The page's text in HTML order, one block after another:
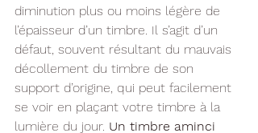
diminution plus ou moins légère de
l’épaisseur d’un timbre. Il s’agit d’un
défaut, souvent résultant du mauvais
décollement du timbre de son
support d’origine, qui peut facilement
se voir en plaçant votre timbre à la
lumière du jour. Un timbre aminci